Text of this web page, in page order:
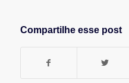
Compartilhe esse post